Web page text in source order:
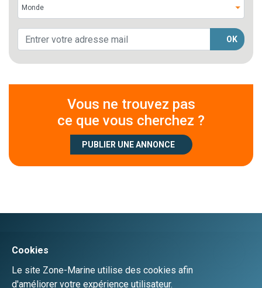
OK
Vous ne trouvez pas
ce que vous cherchez ?
PUBLIER UNE ANNONCE